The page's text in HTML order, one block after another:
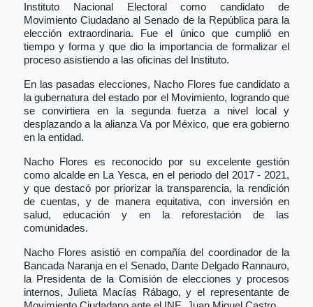
Instituto Nacional Electoral como candidato de
Movimiento Ciudadano al Senado de la República para la
elección extraordinaria. Fue el único que cumplió en
tiempo y forma y que dio la importancia de formalizar el
proceso asistiendo a las oficinas del Instituto.
En las pasadas elecciones, Nacho Flores fue candidato a
la gubernatura del estado por el Movimiento, logrando que
se convirtiera en la segunda fuerza a nivel local y
desplazando a la alianza Va por México, que era gobierno
en la entidad.
Nacho Flores es reconocido por su excelente gestión
como alcalde en La Yesca, en el periodo del 2017 - 2021,
y que destacó por priorizar la transparencia, la rendición
de cuentas, y de manera equitativa, con inversión en
salud, educación y en la reforestación de las
comunidades.
Nacho Flores asistió en compañía del coordinador de la
Bancada Naranja en el Senado, Dante Delgado Rannauro,
la Presidenta de la Comisión de elecciones y procesos
internos, Julieta Macías Rábago, y el representante de